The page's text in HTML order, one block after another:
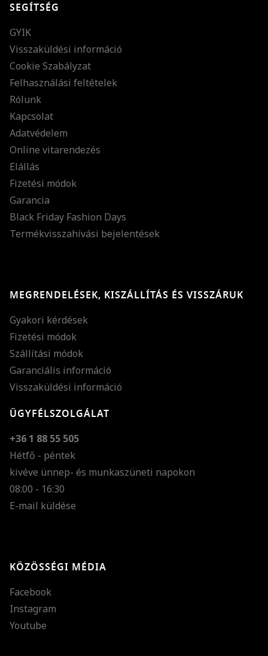
SEGÍTSÉG
GYIK
Visszaküldési információ
Cookie Szabályzat
Felhasználási feltételek
Rólunk
Kapcsolat
Adatvédelem
Online vitarendezés
Elállás
Fizetési módok
Garancia
Black Friday Fashion Days
Termékvisszahívási bejelentések
MEGRENDELÉSEK, KISZÁLLÍTÁS ÉS VISSZÁRUK
Gyakori kérdések
Fizetési módok
Szállítási módok
Garanciális információ
Visszaküldési információ
ÜGYFÉLSZOLGÁLAT
+36 1 88 55 505
Hétfő - péntek
kivéve ünnep- és munkaszüneti napokon
08:00 - 16:30
E-mail küldése
KÖZÖSSÉGI MÉDIA
Facebook
Instagram
Youtube